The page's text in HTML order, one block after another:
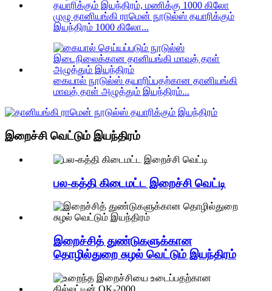
முழு தானியங்கி ராமென் நூடுல்ஸ் தயாரிக்கும்
இயந்திரம் 1000 கிலோ...
கையால் நூடுல்ஸ் தயாரிப்பதற்கான தானியங்கி
மாவுத் தாள் அழுத்தும் இயந்திரம்...
இறைச்சி வெட்டும் இயந்திரம்
பல-கத்தி கிடைமட்ட இறைச்சி வெட்டி
இறைச்சித் துண்டுகளுக்கான
தொழில்துறை சுழல் வெட்டும் இயந்திரம்